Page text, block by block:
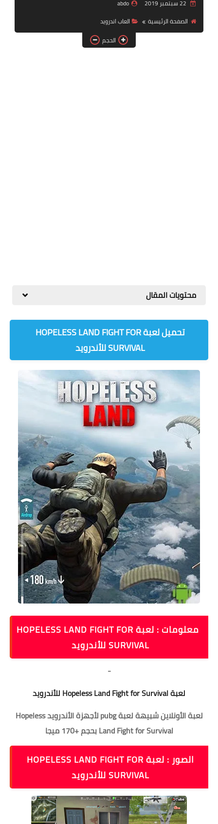
abdo
الصفحة الرئيسية
العاب اندرويد
الحجم
محتويات المقال
تحميل لعبة HOPELESS LAND FIGHT FOR
SURVIVAL للأندرويد
معلومات : لعبة HOPELESS LAND FIGHT FOR
SURVIVAL للأندرويد
-
لعبة Hopeless Land Fight for Survival للأندرويد
لعبة الأونلاين شبيهة لعبة pubg لأجهزة الأندرويد Hopeless
Land Fight for Survival بحجم +170 ميجا
الصور : لعبة HOPELESS LAND FIGHT FOR
SURVIVAL للأندرويد